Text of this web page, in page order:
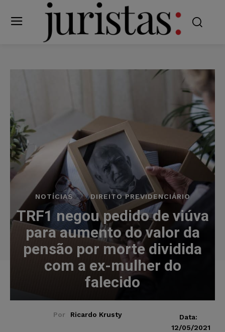
NOTÍCIAS DIREITO PREVIDENCIÁRIO
TRF1 negou pedido de viúva
para aumento do valor da
pensão por morte dividida
com a ex-mulher do
falecido
Por Ricardo Krusty
Data:
12/05/2021